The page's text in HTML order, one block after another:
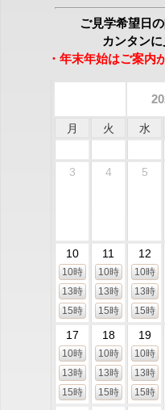
ご見学希望日
カンタン
・年末年始はご案内
月 火 水
3
4 5
10
10時
13時
15時
11
10時
13時
15時
12
10時
13時
15時
17
10時
13時
15時
18
10時
13時
15時
19
10時
13時
15時